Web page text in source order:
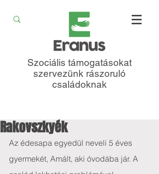
Szociális támogatásokat
szervezünk rászoruló
családoknak
Rakovszkyék
Az édesapa egyedül neveli 5 éves
gyermekét, Amált, aki óvodába jár. A